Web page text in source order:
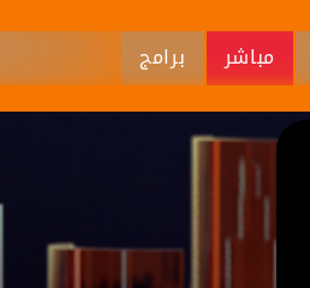
مباشر برامج